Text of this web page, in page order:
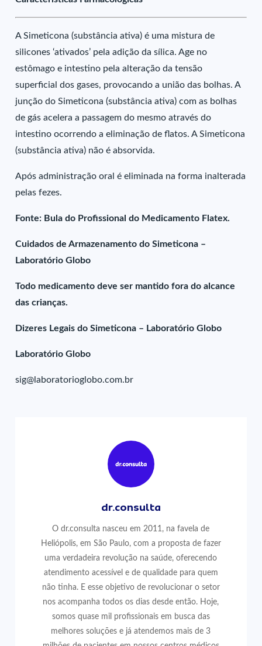
A Simeticona (substância ativa) é uma mistura de
silicones ‘ativados’ pela adição da sílica. Age no
estômago e intestino pela alteração da tensão
superficial dos gases, provocando a união das bolhas. A
junção do Simeticona (substância ativa) com as bolhas
de gás acelera a passagem do mesmo através do
intestino ocorrendo a eliminação de flatos. A Simeticona
(substância ativa) não é absorvida.
Após administração oral é eliminada na forma inalterada
pelas fezes.
Fonte: Bula do Profissional do Medicamento Flatex.
Cuidados de Armazenamento do Simeticona –
Laboratório Globo
Todo medicamento deve ser mantido fora do alcance
das crianças.
Dizeres Legais do Simeticona – Laboratório Globo
Laboratório Globo
sig@laboratorioglobo.com.br
dr.consulta
O dr.consulta nasceu em 2011, na favela de
Heliópolis, em São Paulo, com a proposta de fazer
uma verdadeira revolução na saúde, oferecendo
atendimento acessível e de qualidade para quem
não tinha. E esse objetivo de revolucionar o setor
nos acompanha todos os dias desde então. Hoje,
somos quase mil profissionais em busca das
melhores soluções e já atendemos mais de 3